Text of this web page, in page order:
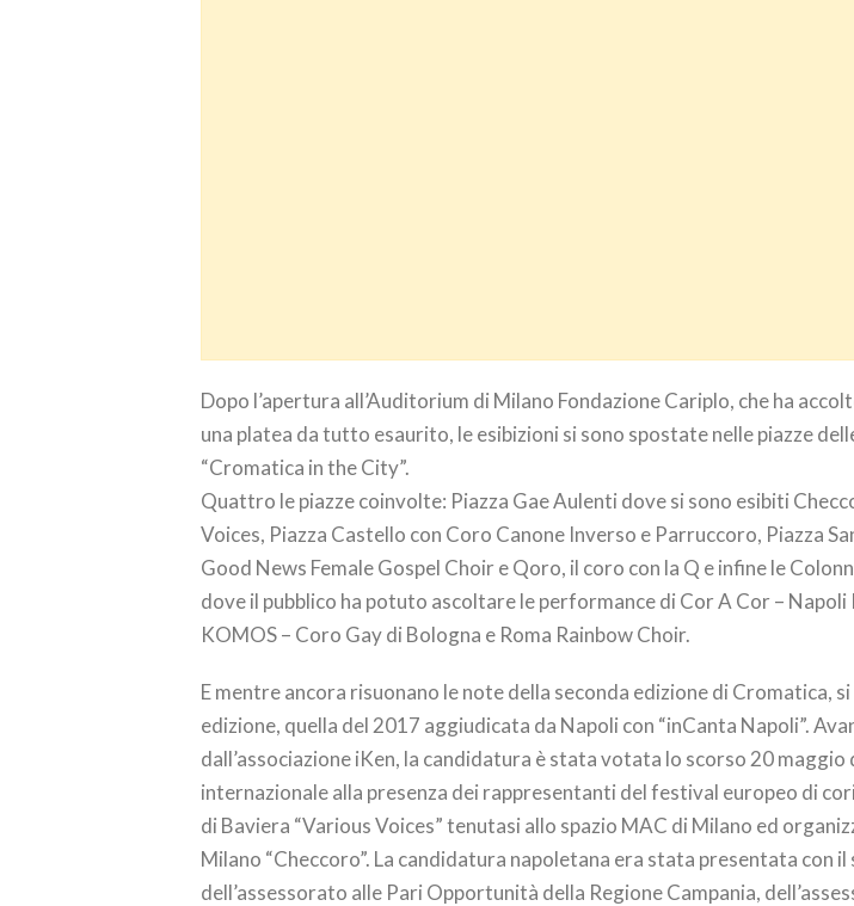
Dopo l’apertura all’Auditorium di Milano Fondazione Cariplo, che ha
una platea da tutto esaurito, le esibizioni si sono spostate nelle piazze
“Cromatica in the City”.
Quattro le piazze coinvolte: Piazza Gae Aulenti dove si sono esibiti
Voices, Piazza Castello con Coro Canone Inverso e Parruccoro, Piazza
Good News Female Gospel Choir e Qoro, il coro con la Q e infine le
dove il pubblico ha potuto ascoltare le performance di Cor A Cor – Napoli
KOMOS – Coro Gay di Bologna e Roma Rainbow Choir.
E mentre ancora risuonano le note della seconda edizione di Cromatica,
edizione, quella del 2017 aggiudicata da Napoli con “inCanta Napoli”.
dall’associazione iKen, la candidatura è stata votata lo scorso 20 maggio
internazionale alla presenza dei rappresentanti del festival europeo di
di Baviera “Various Voices” tenutasi allo spazio MAC di Milano ed
Milano “Checcoro”. La candidatura napoletana era stata presentata con
dell’assessorato alle Pari Opportunità della Regione Campania,